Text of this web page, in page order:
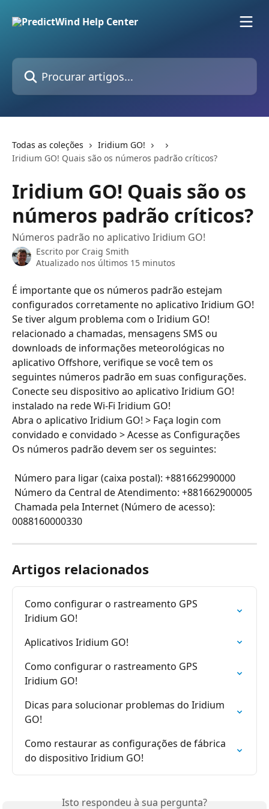
Procurar artigos...
Todas as coleções
Iridium GO!
Iridium GO! Quais são os números padrão críticos?
Iridium GO! Quais são os
números padrão críticos?
Números padrão no aplicativo Iridium GO!
Escrito por Craig Smith
Atualizado nos últimos 15 minutos
É importante que os números padrão estejam
configurados corretamente no aplicativo Iridium GO!
Se tiver algum problema com o Iridium GO!
relacionado a chamadas, mensagens SMS ou
downloads de informações meteorológicas no
aplicativo Offshore, verifique se você tem os
seguintes números padrão em suas configurações.
Conecte seu dispositivo ao aplicativo Iridium GO!
instalado na rede Wi-Fi Iridium GO!
Abra o aplicativo Iridium GO! > Faça login com
convidado e convidado > Acesse as Configurações
Os números padrão devem ser os seguintes:
Número para ligar (caixa postal): +881662990000
Número da Central de Atendimento: +881662900005
0088160000330
Artigos relacionados
Como configurar o rastreamento GPS
Iridium GO!
Aplicativos Iridium GO!
Como configurar o rastreamento GPS
Iridium GO!
Dicas para solucionar problemas do Iridium
GO!
Como restaurar as configurações de fábrica
do dispositivo Iridium GO!
Isto respondeu à sua pergunta?